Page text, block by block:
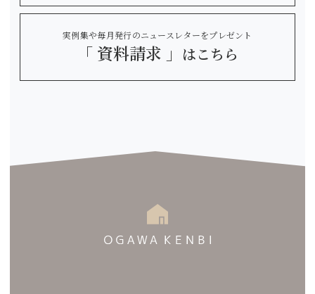
実例集や毎月発行のニュースレターをプレゼント
「 資料請求 」 はこちら